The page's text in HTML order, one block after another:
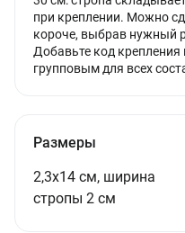
при креплении. Можно
короче, выбрав нужный
Добавьте код крепления
групповым для всех
Размеры
2,3х14 см, ширина
стропы 2 см